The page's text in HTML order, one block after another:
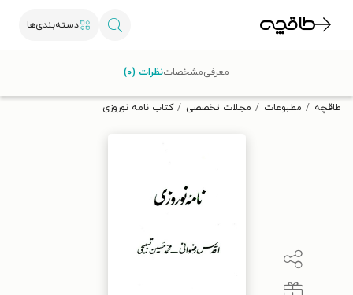
دسته‌بندی‌ها
تخفیف از طاقچه دریافت کن.
طاقچه مطبوعات مجلات تخصصی کتاب نامه نوروزی
معرفیمشخصاتنظرات (۰)